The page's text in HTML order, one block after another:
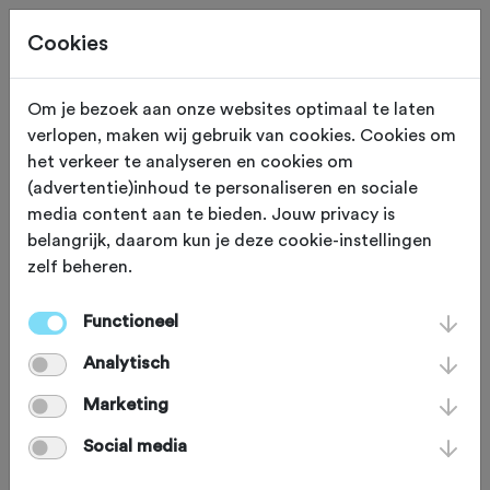
TOERTOCHTEN Gewijzigd op 20 juni 2024
Tour d'Utrecht over
uniek parcours
Wielertoertocht Tour d'Utrecht gaat
zondag 2 juli 2017 van start over een
wel heel bijzonder parcours. Voor de
deelnemers wordt een route dwars
Cookies
Om je bezoek aan onze websites optimaal te laten
verlopen, maken wij gebruik van cookies. Cookies om
het verkeer te analyseren en cookies om
(advertentie)inhoud te personaliseren en sociale
media content aan te bieden. Jouw privacy is
belangrijk, daarom kun je deze cookie-instellingen
zelf beheren.
Functioneel
Analytisch
Marketing
Social media